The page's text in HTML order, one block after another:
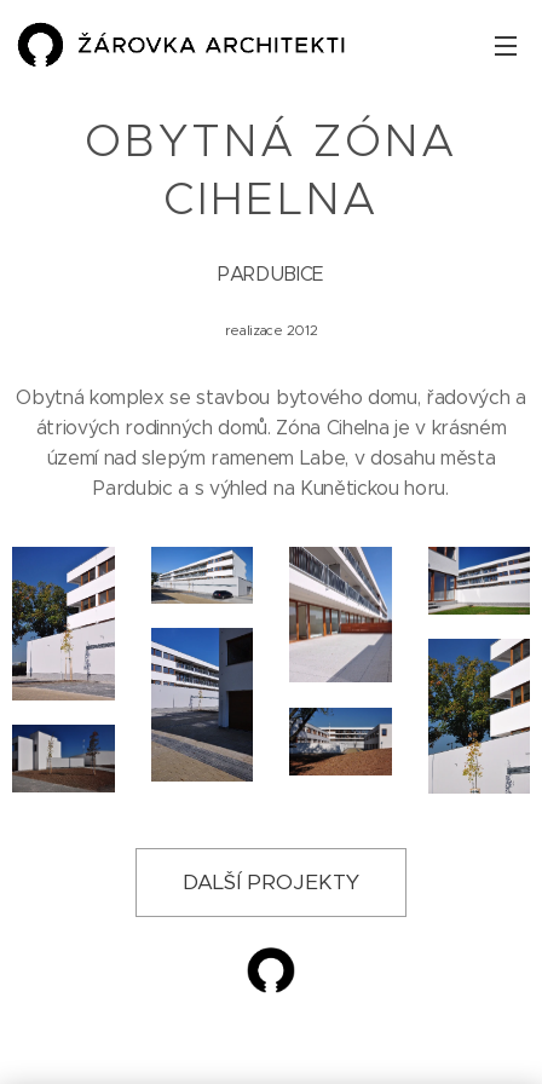
OBYTNÁ ZÓNA
CIHELNA
PARDUBICE
realizace 2012
Obytná komplex se stavbou bytového domu, řadových a
átriových rodinných domů. Zóna Cihelna je v krásném
území nad slepým ramenem Labe, v dosahu města
Pardubic a s výhled na Kunětickou horu.
DALŠÍ PROJEKTY